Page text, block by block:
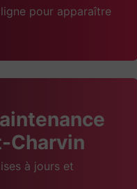
pour apparaître
Charvin
à jours et